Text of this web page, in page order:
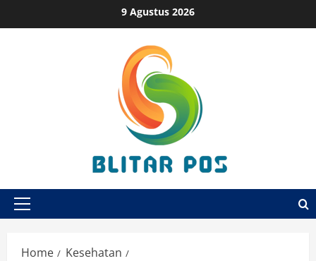
to
9 Agustus 2026
Primary
Home
Kesehatan